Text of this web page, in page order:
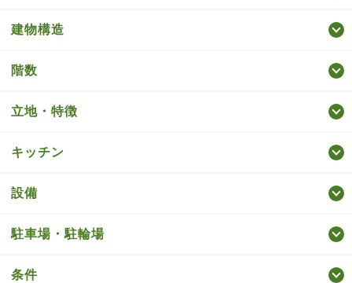
建物構造
階数
立地・特徴
キッチン
設備
駐車場・駐輪場
条件